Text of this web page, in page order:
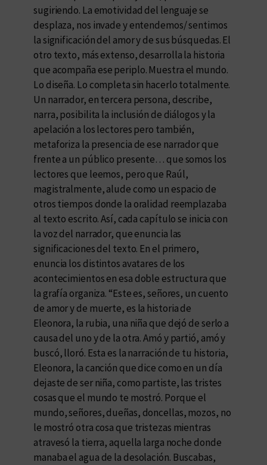
sugiriendo. La emotividad del lenguaje se
desplaza, nos invade y entendemos/ sentimos
la significación del amor y de sus búsquedas. El
otro texto, más extenso, desarrolla la historia
que acompaña ese periplo. Muestra el mundo.
Lo diseña. Lo completa sin hacerlo totalmente.
Un narrador, en tercera persona, describe,
narra, posibilita la inclusión de diálogos y la
apelación a los lectores pero también,
metaforiza la presencia de ese narrador que
frente a un público presente… que somos los
lectores que leemos, pero que Raúl,
magistralmente, alude como un espacio de
otros tiempos donde la oralidad reemplazaba
al texto escrito. Así, cada capítulo se inicia con
la voz del narrador, que enuncia las
significaciones del texto. En el primero,
enuncia los distintos avatares de los
acontecimientos en esa doble estructura que
la grafía organiza. “Este es, señores, un cuento
de amor y de muerte, es la historia de
Eleonora, la rubia, una niña que dejó de serlo a
causa del uno y de la otra. Amó y partió, amó y
buscó, lloró. Esta es la narración de tu historia,
Eleonora, la canción que dice como en un día
dejaste de ser niña, como partiste, las tristes
cosas que el mundo te mostró. Porque el
mundo, señores, dueñas, doncellas, mozos, no
le mostró otra cosa que tristezas mientras
atravesó la tierra, aquella larga noche donde
manaba el agua de la desolación. Buscabas,